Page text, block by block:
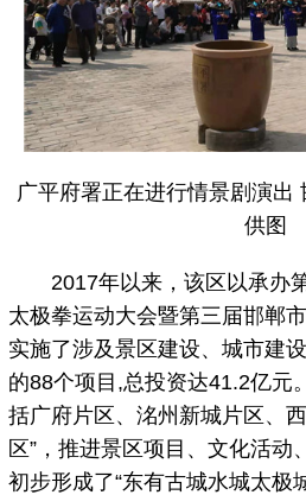
广平府署正在进行情景剧演出
供图
2017年以来，该区以承办第
太极拳运动大会暨第三届邯郸
实施了涉及景区建设、城市建
的88个项目,总投资达41.2亿元
括广府片区、洺州新城片区、
区”，推进景区项目、文化活动
初步形成了“东有古城水城太极